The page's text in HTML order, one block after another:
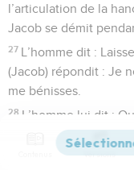
l’articulation de la
Jacob se démit
27 L’homme dit :
(Jacob) répondit : Je
me bénisses.
28 L’homme lui dit :
(L’homme) reprit :
donnera, mais Israël ;
Versions